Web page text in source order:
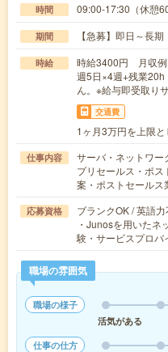
時間 09:00-17:30（休憩
期間 【急募】即日～長
時給
時給3400円 月収例
週5日×4週+残業
ん。※給与即受取り
交通費
1ヶ月3万円を上限
仕事内容
サーバ・ネットワー
プリセールス・ポ
案・ポストセール
応募資格
ブランクOK / 英語
・Junosを用いたネ
験・サービスプロ
職場の雰囲気
職場の様子
活気がある
仕事の仕方